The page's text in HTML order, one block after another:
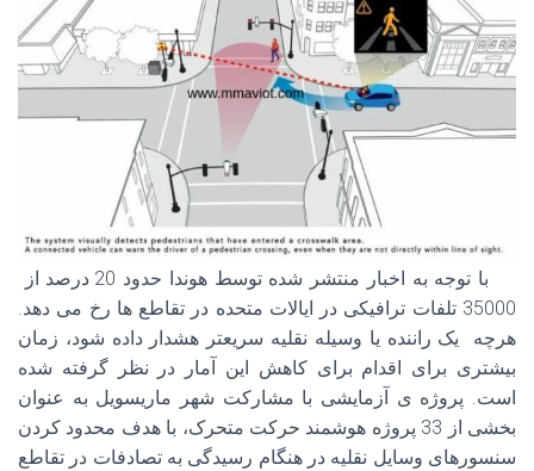
با توجه به اخبار منتشر شده توسط هوندا حدود 20 درصد از
35000 تلفات ترافیکی در ایالات متحده در تقاطع ها رخ می دهد.
هرچه یک راننده یا وسیله نقلیه سریعتر هشدار داده شود، زمان
بیشتری برای اقدام برای کاهش این آمار در نظر گرفته شده
است. پروژه ی آزمایشی با مشارکت شهر ماریسویل به عنوان
بخشی از 33 پروژه هوشمند حرکت متحرک، با هدف محدود کردن
سنسورهای وسایل نقلیه در هنگام رسیدگی به تصادفات در تقاطع